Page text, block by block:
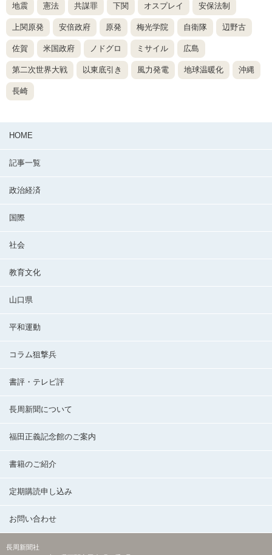
地震 憲法 共謀罪 下関 オスプレイ 安保法制
上関原発 安倍政府 原発 梅光学院 自衛隊 辺野古
佐賀 米国政府 ノドグロ ミサイル 広島
第二次世界大戦 以東底引き 風力発電 地球温暖化 沖縄
長崎
HOME
記事一覧
政治経済
国際
社会
教育文化
山口県
平和運動
コラム狙撃兵
書評・テレビ評
長周新聞について
福田正義記念館のご案内
書籍のご紹介
定期購読申し込み
お問い合わせ
長周新聞社